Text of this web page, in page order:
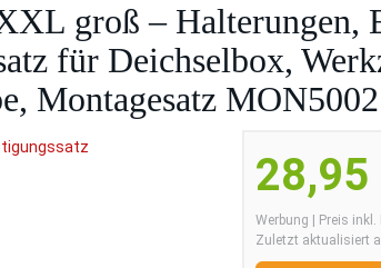
groß – Halterungen,
für Deichselbox,
Montagesatz MON5002
28,95
Werbung | Preis
Zuletzt aktualisiert